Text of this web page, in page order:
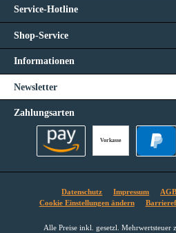
Service-Hotline
Shop-Service
Informationen
Newsletter
Zahlungsarten
Vorkasse
Datenschutz Impressum AGB
Cookie Einstellungen ändern
Alle Preise inkl. gesetzl. Mehrwertsteuer